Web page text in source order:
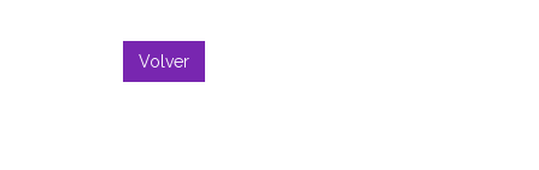
Volver